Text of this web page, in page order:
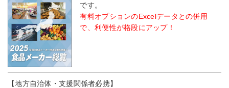
です。
有料オプションのExcelデータとの併用
で、利便性が格段にアップ！
【地方自治体・支援関係者必携】